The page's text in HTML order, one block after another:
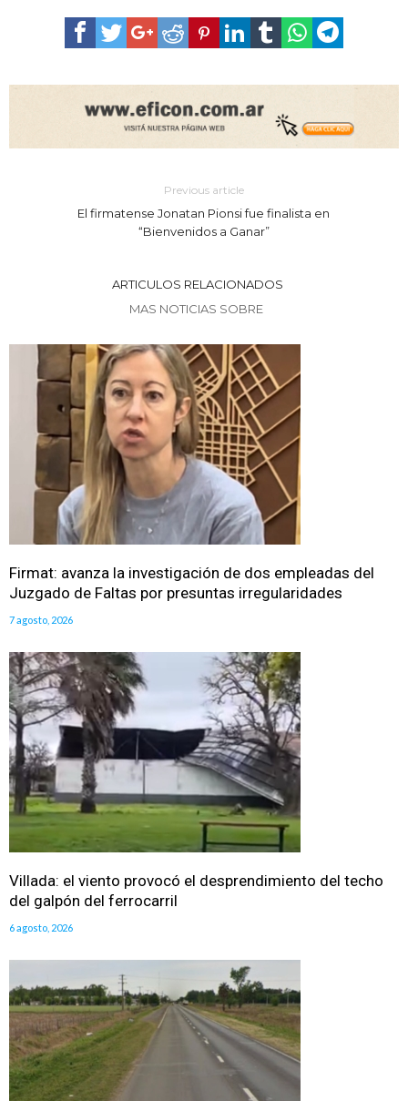
Previous article
El firmatense Jonatan Pionsi fue finalista en
“Bienvenidos a Ganar”
ARTICULOS RELACIONADOS
MAS NOTICIAS SOBRE
Firmat: avanza la investigación de dos empleadas del
Juzgado de Faltas por presuntas irregularidades
7 agosto, 2026
Villada: el viento provocó el desprendimiento del techo
del galpón del ferrocarril
6 agosto, 2026